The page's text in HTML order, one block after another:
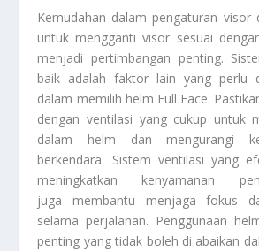
Kemudahan dalam pengaturan visor
untuk mengganti visor sesuai
menjadi pertimbangan penting.
baik adalah faktor lain yang perlu
dalam memilih helm Full Face.
dengan ventilasi yang cukup untuk
dalam helm dan mengurangi
berkendara. Sistem ventilasi yang
meningkatkan kenyamanan
juga membantu menjaga fokus
selama perjalanan. Penggunaan
penting yang tidak boleh di abaikan